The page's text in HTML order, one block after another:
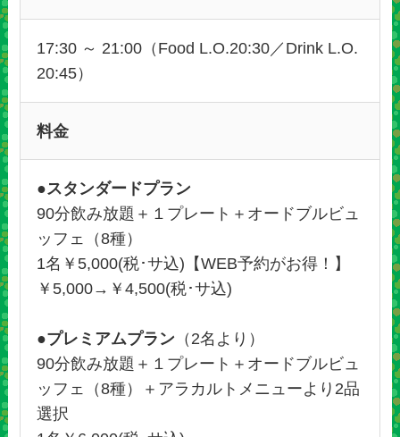
17:30 ～ 21:00（Food L.O.20:30／Drink L.O.
20:45）
料金
●スタンダードプラン
90分飲み放題＋１プレート＋オードブルビュ
ッフェ（8種）
1名￥5,000(税･サ込)【WEB予約がお得！】
￥5,000→￥4,500(税･サ込)
●プレミアムプラン （2名より）
90分飲み放題＋１プレート＋オードブルビュ
ッフェ（8種）＋アラカルトメニューより2品
選択